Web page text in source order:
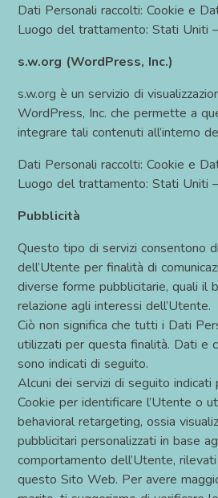
Dati Personali raccolti: Cookie e
Luogo del trattamento: Stati Uniti –
s.w.org (WordPress, Inc.)
s.w.org è un servizio di
WordPress, Inc. che permette a
integrare tali contenuti all’interno
Dati Personali raccolti: Cookie e
Luogo del trattamento: Stati Uniti –
Pubblicità
Questo tipo di servizi consentono
dell’Utente per finalità di
diverse forme pubblicitarie, quali il
relazione agli interessi dell’Utente.
Ciò non significa che tutti i Dati
utilizzati per questa finalità. Dati e
sono indicati di seguito.
Alcuni dei servizi di seguito indicati
Cookie per identificare l’Utente o
behavioral retargeting, ossia
pubblicitari personalizzati in base
comportamento dell’Utente,
questo Sito Web. Per avere